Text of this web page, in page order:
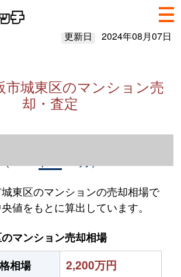
更新日 2024年08月07日
市城東区のマンション売
却・査定
東区のマンションの売却相場で
値をもとに算出しています。
マンション売却相場
相場
2,200万円